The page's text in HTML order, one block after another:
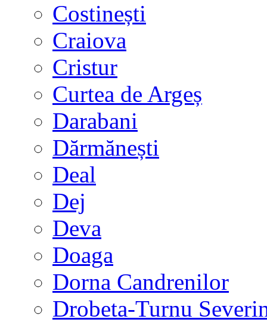
Costinești
Craiova
Cristur
Curtea de Argeș
Darabani
Dărmănești
Deal
Dej
Deva
Doaga
Dorna Candrenilor
Drobeta-Turnu